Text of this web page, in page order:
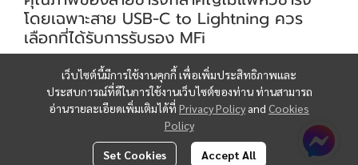
โดยเฉพาะสาย USB-C to Lightning ควร
เลือกที่ได้รับการรับรอง MFi
เว็บไซต์นี้มีการใช้งานคุกกี้ เพื่อเพิ่มประสิทธิภาพและ
ประสบการณ์ที่ดีในการใช้งานเว็บไซต์ของท่าน ท่านสามารถ
อ่านรายละเอียดเพิ่มเติมได้ที่ Privacy Policy and Cookies
Policy
Set Cookies Accept All